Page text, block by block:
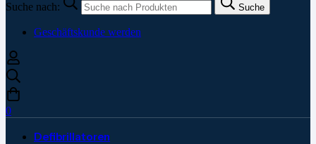
Suche nach: Suche
Geschäftskunde werden
0
Defibrillatoren